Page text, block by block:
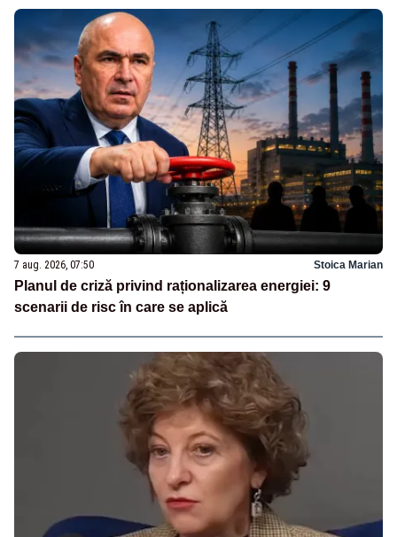
7 aug. 2026, 07:50 Stoica Marian
Planul de criză privind raționalizarea energiei: 9
scenarii de risc în care se aplică